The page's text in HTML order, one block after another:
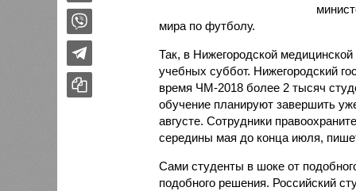
мира по футболу.
Так, в Нижегородской
учебных суббот. Нижегородский
время ЧМ-2018 более 2 тысяч
обучение планируют завершить
августе. Сотрудники
середины мая до конца июля,
Сами студенты в шоке от
подобного решения. Российский